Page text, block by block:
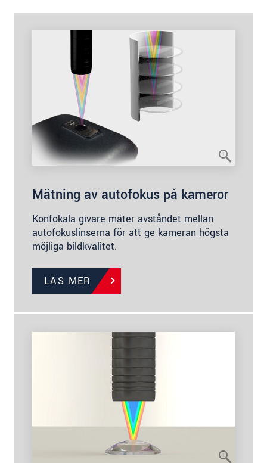
Mätning av autofokus på kameror
Konfokala givare mäter avståndet mellan
autofokuslinserna för att ge kameran högsta
möjliga bildkvalitet.
LÄS MER